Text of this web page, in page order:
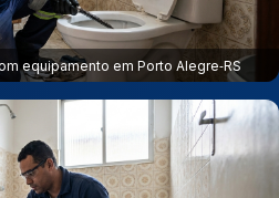
equipamento em Porto Alegre‑RS